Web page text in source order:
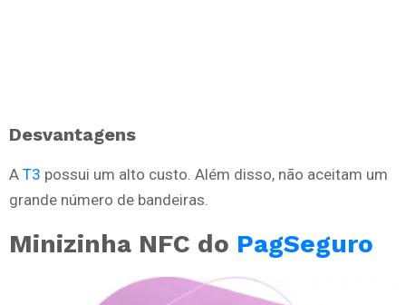
Desvantagens
A T3 possui um alto custo. Além disso, não aceitam um
grande número de bandeiras.
Minizinha NFC do PagSeguro